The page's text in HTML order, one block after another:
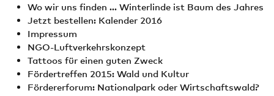
Wo wir uns finden ... Winterlinde ist Baum des Jahres
Jetzt bestellen: Kalender 2016
Impressum
NGO-Luftverkehrskonzept
Tattoos für einen guten Zweck
Fördertreffen 2015: Wald und Kultur
Fördererforum: Nationalpark oder Wirtschaftswald?